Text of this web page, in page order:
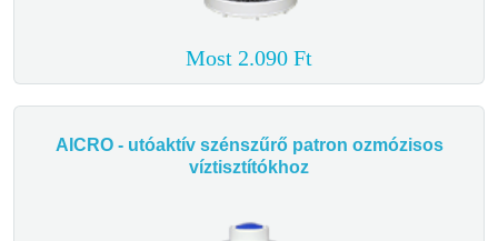
Most 2.090 Ft
AICRO - utóaktív szénszűrő patron ozmózisos
víztisztítókhoz